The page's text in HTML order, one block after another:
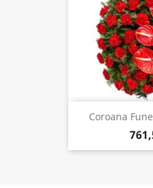
Coroana